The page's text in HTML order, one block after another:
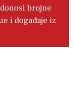
brojne
i događaje iz